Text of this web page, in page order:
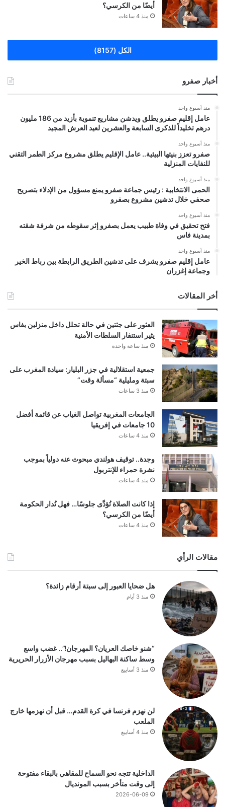
أيضًا من الكرسي؟
منذ 4 ساعات
الكل (8157)
أخبار صفرو
منذ أسبوع واحد
عامل إقليم صفرو يطلق ويدشن مشاريع تنموية بأزيد من 186 مليون
درهم تخليداً للذكرى السابعة والعشرين لعيد العرش المجيد
منذ أسبوع واحد
صفرو تعزز بنيتها البيئية.. عامل الإقليم يطلق مشروع مركز الطمر التقني
للنفايات المنزلية
منذ أسبوع واحد
الحمى الانتخابية : رئيس جماعة صفرو يمنع مسؤول من الإدلاء بتصريح
صحفي خلال تدشين مشروع بصفرو
منذ أسبوع واحد
فتح تحقيق في وفاة طبيب يعمل بصفرو إثر سقوطه من شرفة شقته
بمدينة فاس
منذ أسبوع واحد
عامل إقليم صفرو يشرف على تدشين الطريق الرابطة بين رباط الخير
وجماعة إغزران
أخر المقالات
العثور على جثتين في حالة تحلل داخل منزلين بفاس
يثير استنفار السلطات الأمنية
منذ ساعة واحدة
جمعية استقلالية في جزر البليار: سيادة المغرب على
سبتة ومليلية “مسألة وقت”
منذ 3 ساعات
الجامعات المغربية تواصل الغياب عن قائمة أفضل
10 جامعات في إفريقيا
منذ 4 ساعات
وجدة.. توقيف هولندي مبحوث عنه دولياً بموجب
نشرة حمراء للإنتربول
منذ 4 ساعات
إذا كانت الصلاة تُؤدَّى جلوسًا… فهل تُدار الحكومة
أيضًا من الكرسي؟
منذ 4 ساعات
مقالات الرأي
هل ضحايا العبور إلى سبتة أرقام زائدة؟
منذ 3 أيام
“شنو خاصك العريان؟ المهرجان!”.. غضب واسع
وسط ساكنة البهاليل بسبب مهرجان الأزرار الحريرية
منذ 3 أسابيع
لن نهزم فرنسا في كرة القدم… قبل أن نهزمها خارج
الملعب
منذ 4 أسابيع
الداخلية تتجه نحو السماح للمقاهي بالبقاء مفتوحة
إلى وقت متأخر بسبب المونديال
2026-06-09